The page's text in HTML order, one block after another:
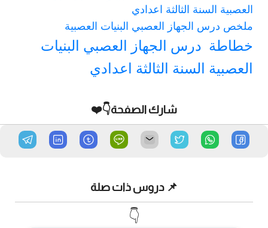
العصبية السنة الثالثة اعدادي
ملخص درس الجهاز العصبي البنيات العصبية
خطاطة درس الجهاز العصبي البنيات
العصبية السنة الثالثة اعدادي
شارك الصفحة👇❤️
📌 دروس ذات صلة
👇